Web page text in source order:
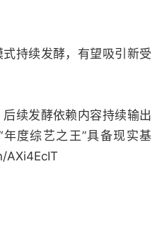
持续发酵，有望吸引新受
续发酵依赖内容持续输出
度综艺之王”具备现实基
AXi4EcIT